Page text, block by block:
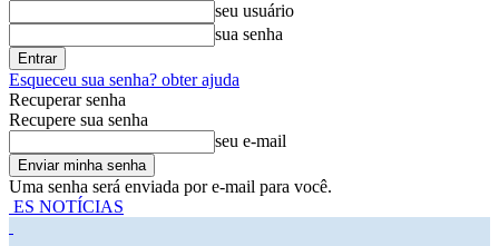
seu usuário
sua senha
Esqueceu sua senha? obter ajuda
Recuperar senha
Recupere sua senha
seu e-mail
Uma senha será enviada por e-mail para você.
ES NOTÍCIAS